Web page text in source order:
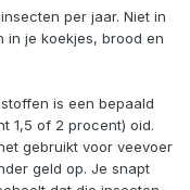
per jaar. Niet in
in je koekjes, brood en
is een bepaald
1,5 of 2 procent) oid.
gebruikt voor veevoer
geld op. Je snapt